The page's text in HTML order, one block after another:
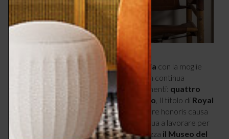
Negli anni Settanta si ritira in Lapponia con la moglie
ma ciò non intacca la sua fama mondiale in continua
crescita, sancita da importanti riconoscimenti: quattro
Medaglie d’oro alla Triennale di Milano , Il titolo di Royal
e il titolo di dottore honoris causa
nel 1971. Continua a lavorare per
aziende europee e latine e nel 1981 realizza il Museo del